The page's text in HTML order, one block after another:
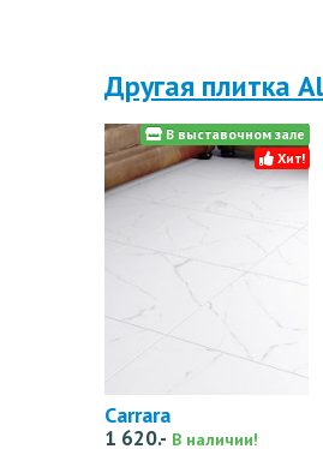
Другая плитка
Carrara
1 620.- В наличии!
В выставочном зале
Хит!